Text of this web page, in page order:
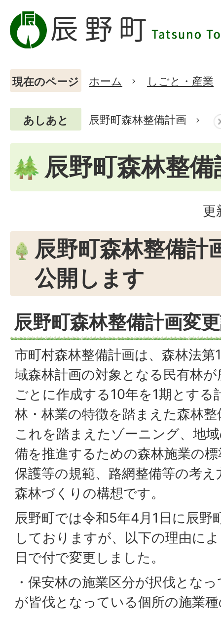
現在のページ ホーム しごと・産業
あしあと 辰野町森林整備計画
辰野町森林整備
更
辰野町森林整備計
公開します
辰野町森林整備計画変
市町村森林整備計画は、森林法
域森林計画の対象となる民有林
ごとに作成する10年を1期とする
林・林業の特徴を踏まえた森林
これを踏まえたゾーニング、地
備を推進するための森林施業の
保護等の規範、路網整備等の考
森林づくりの構想です。
辰野町では令和5年4月1日に辰野
しておりますが、以下の理由に
日で付で変更しました。
・保安林の施業区分が択伐とな
が皆伐となっている個所の施業